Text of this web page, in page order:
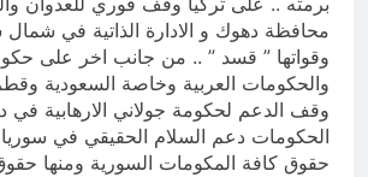
محافظة دهوك و الادارة الذاتية في
وقواتها ” قسد ” .. من جانب اخر على
والحكومات العربية وخاصة السعودية
وقف الدعم لحكومة جولاني الارهابية
الحكومات دعم السلام الحقيقي في
حقوق كافة المكومات السورية ومنها